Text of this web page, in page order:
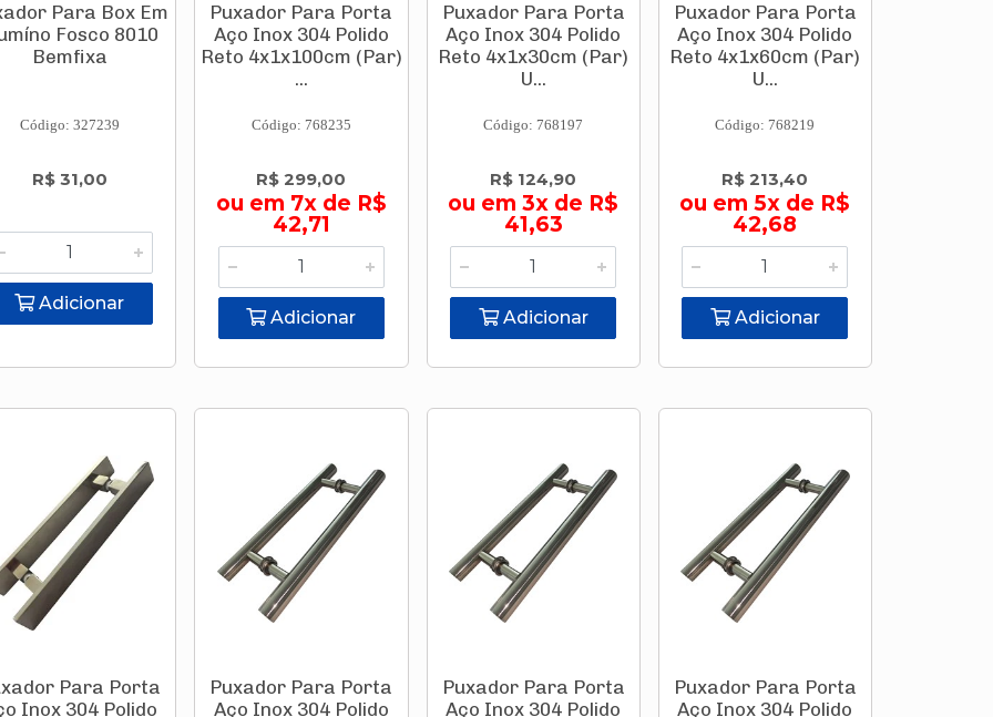
Para Box Em
Fosco 8010
Bemfixa
Código: 327239
R$ 31,00
Adicionar
Puxador Para Porta
Aço Inox 304 Polido
Reto 4x1x100cm (Par)
...
Código: 768235
R$ 299,00
ou em 7x de R$
42,71
Adicionar
Puxador Para Porta
Aço Inox 304 Polido
Reto 4x1x30cm (Par)
U...
Código: 768197
R$ 124,90
ou em 3x de R$
41,63
Adicionar
Puxador Para Porta
Aço Inox 304 Polido
Reto 4x1x60cm (Par)
U...
Código: 768219
R$ 213,40
ou em 5x de R$
42,68
Adicionar
Para Porta
Inox 304 Polido
Puxador Para Porta
Aço Inox 304 Polido
Puxador Para Porta
Aço Inox 304 Polido
Puxador Para Porta
Aço Inox 304 Polido